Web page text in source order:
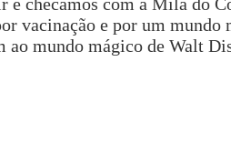
vacinação e por um
mundo mágico de Walt